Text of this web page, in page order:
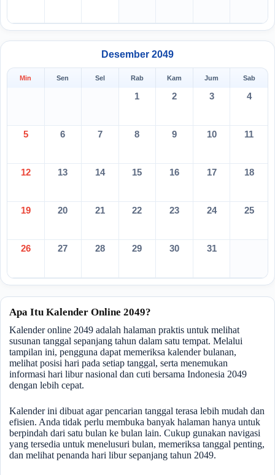
Desember 2049
Min Sen Sel Rab Kam Jum Sab
1 2 3 4
5 6 7 8 9 10 11
12 13 14 15 16 17 18
19 20 21 22 23 24 25
26 27 28 29 30 31
Apa Itu Kalender Online 2049?
Kalender online 2049 adalah halaman praktis untuk melihat
susunan tanggal sepanjang tahun dalam satu tempat. Melalui
tampilan ini, pengguna dapat memeriksa kalender bulanan,
melihat posisi hari pada setiap tanggal, serta menemukan
informasi hari libur nasional dan cuti bersama Indonesia 2049
dengan lebih cepat.
Kalender ini dibuat agar pencarian tanggal terasa lebih mudah dan
efisien. Anda tidak perlu membuka banyak halaman hanya untuk
berpindah dari satu bulan ke bulan lain. Cukup gunakan navigasi
yang tersedia untuk menelusuri bulan, memeriksa tanggal penting,
dan melihat penanda hari libur sepanjang tahun 2049.